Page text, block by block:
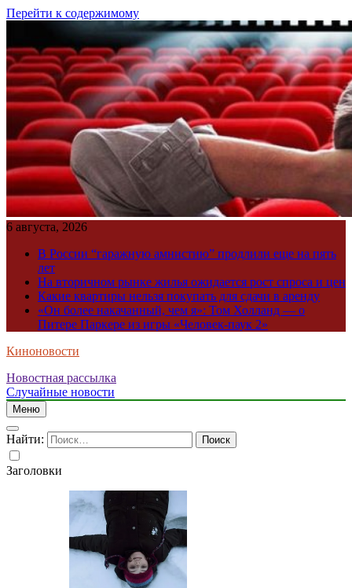
Перейти к содержимому
6 августа, 2026
В России “гаражную амнистию” продлили еще на пять
лет
На вторичном рынке жилья ожидается рост спроса и цен
Какие квартиры нельзя покупать для сдачи в аренду
«Он более накачанный, чем я»: Том Холланд — о
Питере Паркере из игры «Человек-паук 2»
Киноновости
Новостная рассылка
Случайные новости
Меню
Найти:
Заголовки